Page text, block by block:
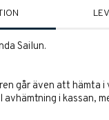
Sailun.
går även att hämta i
i kassan,